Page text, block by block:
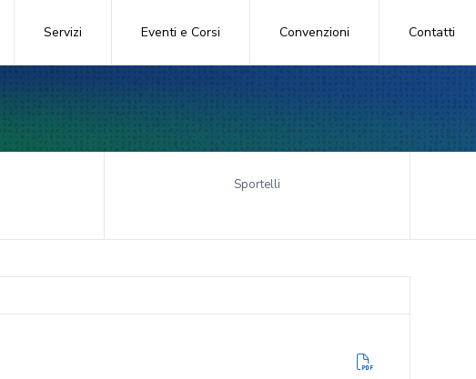
Servizi Eventi e Corsi Convenzioni Contatti
Sportelli